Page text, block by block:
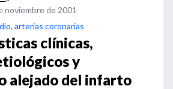
noviembre de 2001
arterias coronarias
clínicas,
y
alejado del infarto